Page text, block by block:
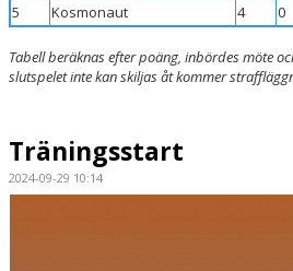
5
Kosmonaut 4 0
Tabell beräknas efter poäng, inbördes möte
slutspelet inte kan skiljas åt kommer
Träningsstart
2024-09-29 10:14